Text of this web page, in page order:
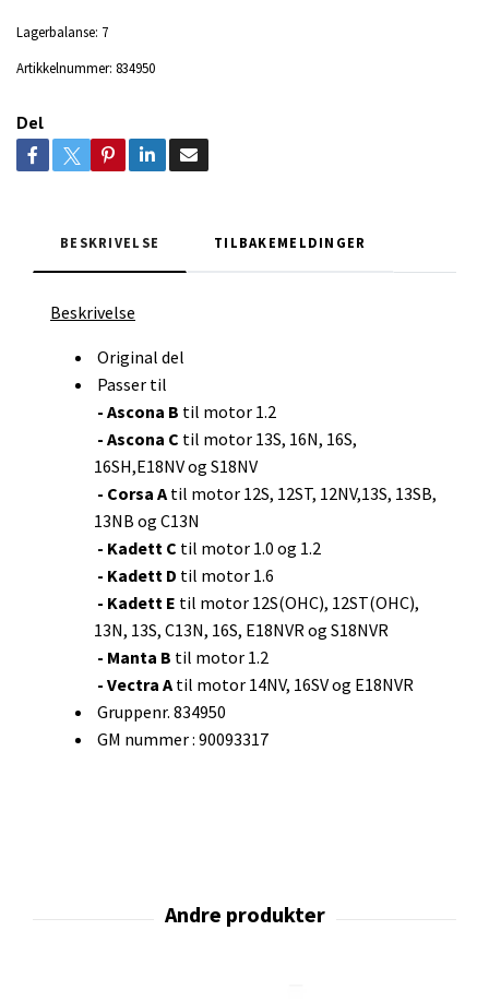
Lagerbalanse: 7
Artikkelnummer: 834950
Del
BESKRIVELSE TILBAKEMELDINGER
Beskrivelse
Original del
Passer til
- Ascona B til motor 1.2
- Ascona C til motor 13S, 16N, 16S,
16SH,E18NV og S18NV
- Corsa Atil motor 12S, 12ST, 12NV,13S, 13SB,
13NB og C13N
- Kadett C til motor 1.0 og 1.2
- Kadett D til motor 1.6
- Kadett E til motor 12S(OHC), 12ST(OHC),
13N, 13S, C13N, 16S, E18NVR og S18NVR
- Manta B til motor 1.2
- Vectra Atil motor 14NV, 16SV og E18NVR
Gruppenr. 834950
GM nummer : 90093317